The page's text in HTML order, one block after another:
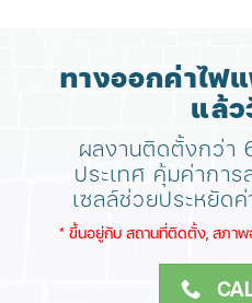
ทางออกค่าไฟ
แล้
ผลงานติดตั้งกว่า
ประเทศ คุ้มค่าการ
เซลล์ช่วยประหยัด
​* ขึ้นอยู่กับ สถานที่ติดตั้ง, สภาพ